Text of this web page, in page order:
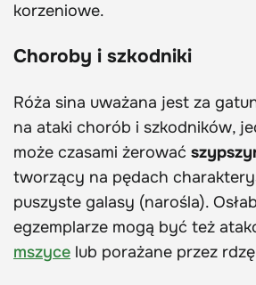
korzeniowe.
Choroby i szkodniki
Róża sina uważana jest za
na ataki chorób i szkodników,
może czasami żerować
tworzący na pędach
puszyste galasy (narośla).
egzemplarze mogą być też
mszyce lub porażane przez